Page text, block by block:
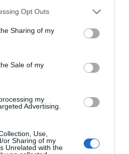
app uses one or more Google
behaviour. You may click to
and its third-party tags to
purposes in below Google
Opt Outs
Sharing of my
Sale of my
my
Advertising.
Use,
or Sharing of my
Unrelated with the
egyértelműen sem a
kerti lakók közé sorolni,
állat, tehát irtása nem
azonban nyugodtan lehet
kíméletes módja is létezik.
a petróleummal vagy
elhelyezése a járatban,
szaglása nem bírja elviselni. A
körbe is lehet ásni, a
hatékonyan állítják meg.